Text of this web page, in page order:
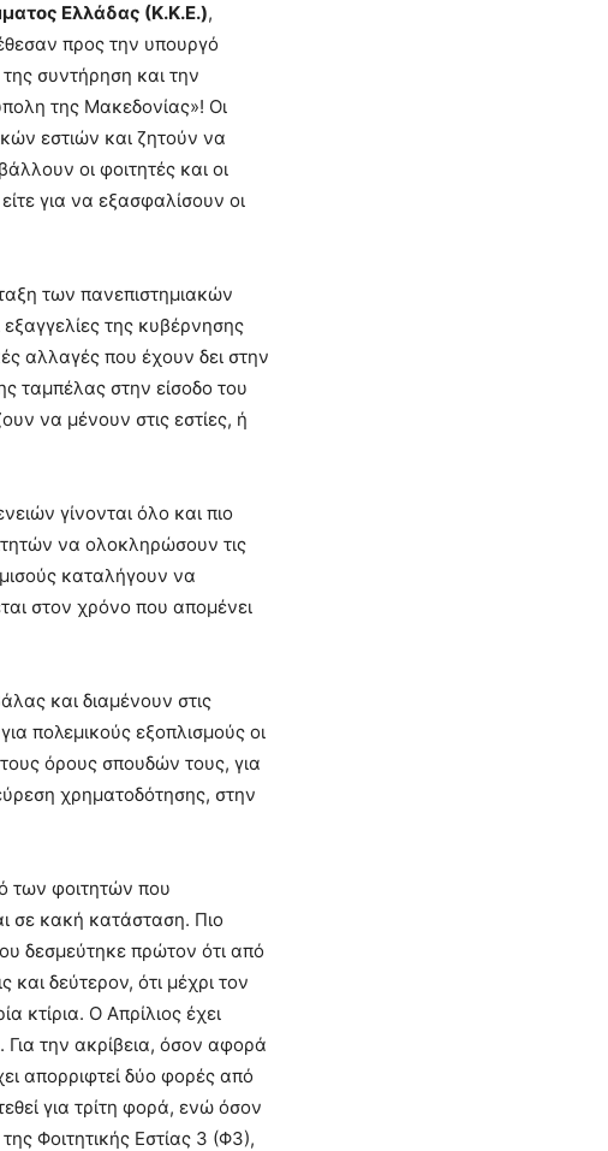
Ελλάδας (Κ.Κ.Ε.),
προς την υπουργό
συντήρηση και την
της Μακεδονίας»! Οι
εστιών και ζητούν να
οι φοιτητές και οι
για να εξασφαλίσουν οι
των πανεπιστημιακών
της κυβέρνησης
αλλαγές που έχουν δει στην
ταμπέλας στην είσοδο του
να μένουν στις εστίες, ή
γίνονται όλο και πιο
να ολοκληρώσουν τις
καταλήγουν να
στον χρόνο που απομένει
και διαμένουν στις
πολεμικούς εξοπλισμούς οι
όρους σπουδών τους, για
χρηματοδότησης, στην
των φοιτητών που
σε κακή κατάσταση. Πιο
δεσμεύτηκε πρώτον ότι από
και δεύτερον, ότι μέχρι τον
κτίρια. Ο Απρίλιος έχει
την ακρίβεια, όσον αφορά
απορριφτεί δύο φορές από
για τρίτη φορά, ενώ όσον
Φοιτητικής Εστίας 3 (Φ3),